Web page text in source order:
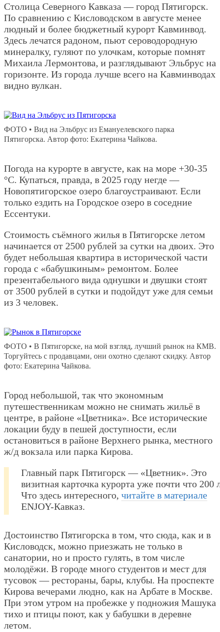
Столица Северного Кавказа — город Пятигорск.
По сравнению с Кисловодском в августе менее
людный и более бюджетный курорт Кавминвод.
Здесь лечатся радоном, пьют сероводородную
минералку, гуляют по улочкам, которые помнят
Михаила Лермонтова, и разглядывают Эльбрус на
горизонте. Из города лучше всего на Кавминводах
видно вулкан.
ФОТО • Вид на Эльбрус из Емануелевского парка
Пятигорска. Автор фото: Екатерина Чайкова.
Погода на курорте в августе, как на море +30-35
°С. Купаться, правда, в 2025 году негде —
Новопятигорское озеро благоустраивают. Если
только ездить на Городское озеро в соседние
Ессентуки.
Стоимость съёмного жилья в Пятигорске летом
начинается от 2500 рублей за сутки на двоих. Это
будет небольшая квартира в исторической части
города с «бабушкиным» ремонтом. Более
презентабельного вида однушки и двушки стоят
от 3500 рублей в сутки и подойдут уже для семьи
из 3 человек.
ФОТО • В Пятигорске, на мой взгляд, лучший рынок на КМВ.
Торгуйтесь с продавцами, они охотно сделают скидку. Автор
фото: Екатерина Чайкова.
Город небольшой, так что экономным
путешественникам можно не снимать жильё в
центре, в районе «Цветника». Все исторические
локации буду в пешей доступности, если
остановиться в районе Верхнего рынка, местного
ж/д вокзала или парка Кирова.
Главный парк Пятигорск — «Цветник». Это
визитная карточка курорта уже почти что 200
Что здесь интересного, читайте в материале
ENJOY-Кавказ.
Достоинство Пятигорска в том, что сюда, как и в
Кисловодск, можно приезжать не только в
санатории, но и просто гулять, в том числе
молодёжи. В городе много студентов и мест для
тусовок — рестораны, бары, клубы. На проспекте
Кирова вечерами людно, как на Арбате в Москве.
При этом утром на пробежке у подножия Машука
тихо и птицы поют, как у бабушки в деревне
летом.